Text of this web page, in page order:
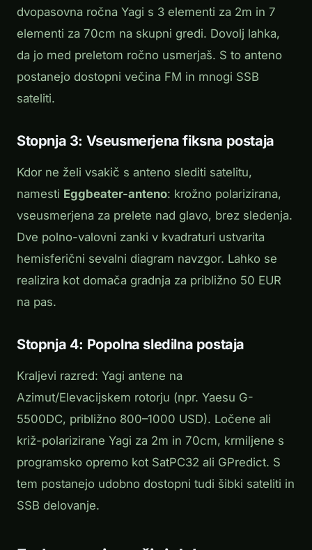
dvopasovna ročna Yagi s 3 elementi za 2m in 7
elementi za 70cm na skupni gredi. Dovolj lahka,
da jo med preletom ročno usmerjаš. S to anteno
postanejo dostopni večina FM in mnogi SSB
sateliti.
Stopnja 3: Vseusmerjena fiksna postaja
Kdor ne želi vsakič s anteno slediti satelitu,
namesti Eggbeater-anteno: krožno polarizirana,
vseusmerjena za prelete nad glavo, brez sledenja.
Dve polno-valovni zanki v kvadraturi ustvarita
hemisferični sevalni diagram navzgor. Lahko se
realizira kot domača gradnja za približno 50 EUR
na pas.
Stopnja 4: Popolna sledilna postaja
Kraljevi razred: Yagi antene na
Azimut/Elevacijskem rotorju (npr. Yaesu G-
5500DC, približno 800–1000 USD). Ločene ali
križ-polarizirane Yagi za 2m in 70cm, krmiljene s
programsko opremo kot SatPC32 ali GPredict. S
tem postanejo udobno dostopni tudi šibki sateliti in
SSB delovanje.